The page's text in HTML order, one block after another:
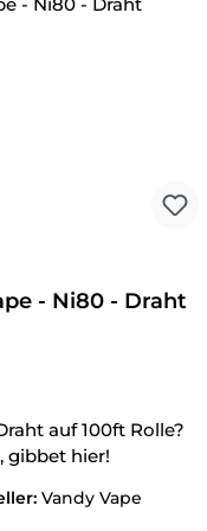
- Ni80 - Draht
auf 100ft Rolle?
gibbet hier!
Vandy Vape